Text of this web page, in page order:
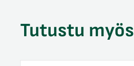
Tutustu myös